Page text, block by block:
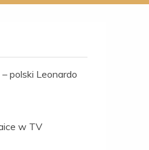
polski Leonardo
w TV